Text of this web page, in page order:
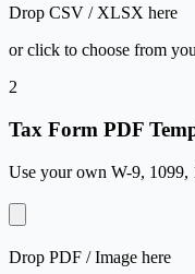
Drop CSV / XLSX here
or click to choose from
2
Tax Form PDF
Use your own W-9, 1099,
Drop PDF / Image here